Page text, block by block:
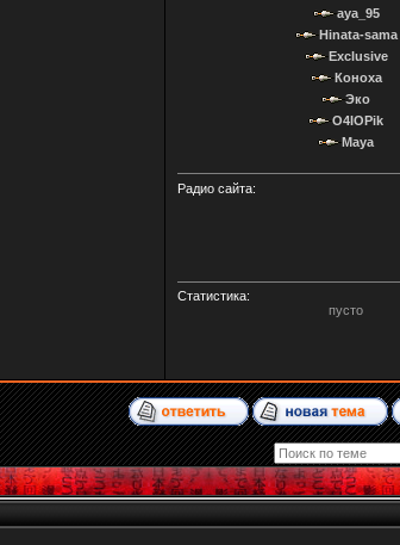
aya_95
Hinata-sama
Exclusive
Коноха
Эко
O4IOPik
Maya
Радио сайта:
Статистика:
пусто